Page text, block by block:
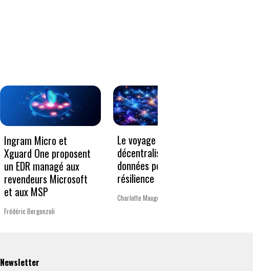
Ingram Micro et
Xguard One proposent
un EDR managé aux
revendeurs Microsoft
et aux MSP
Frédéric Bergonzoli
Le voyage vers la
décentralisation des
données pour plus de
résilience
Charlotte Mauger
Newsletter